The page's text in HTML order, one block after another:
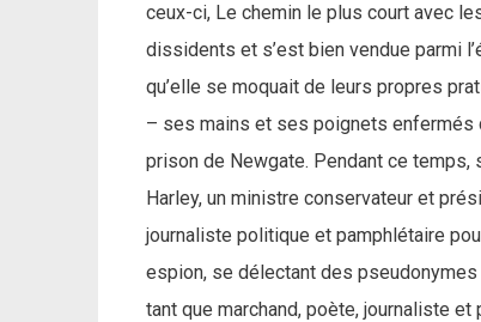
ceux-ci, Le chemin le plus court avec
dissidents et s’est bien vendue parmi
qu’elle se moquait de leurs propres
– ses mains et ses poignets enfermés
prison de Newgate. Pendant ce temps,
Harley, un ministre conservateur et
journaliste politique et pamphlétaire
espion, se délectant des
tant que marchand, poète, journaliste et